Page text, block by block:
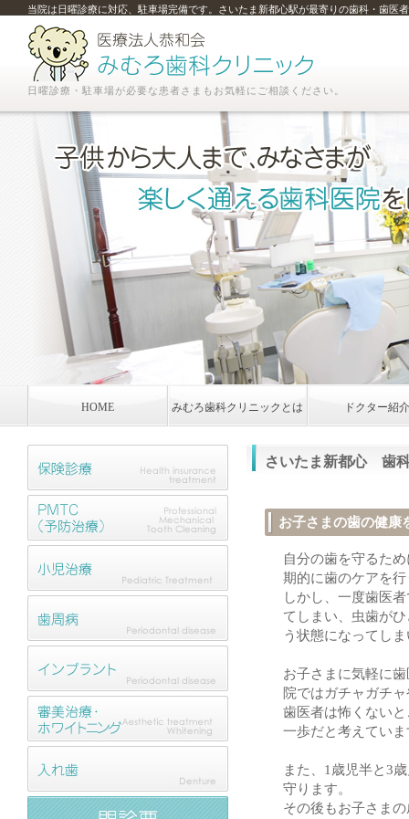
当院は日曜診療に対応、駐車場完備です。さいたま新都心駅が最寄りの歯科・歯医
日曜診療・駐車場が必要な患者さまもお気軽にご相談ください。
HOME みむろ歯科クリニックとは ドクター紹介
さいたま新都心 歯
お子さまの歯の健康
自分の歯を守るた
期的に歯のケアを
しかし、一度歯医
てしまい、虫歯が
う状態になってし
お子さまに気軽に
院ではガチャガチ
歯医者は怖くない
一歩だと考えていま
また、1歳児半と3
守ります。
その後もお子さま